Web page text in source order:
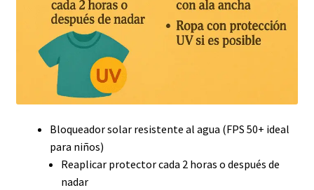
Bloqueador solar resistente al agua (FPS 50+ ideal
para niños)
Reaplicar protector cada 2 horas o después de
nadar